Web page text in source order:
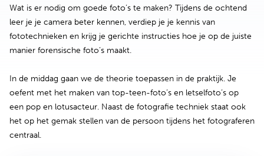
Wat is er nodig om goede foto’s te maken? Tijdens de ochtend
leer je je camera beter kennen, verdiep je je kennis van
fototechnieken en krijg je gerichte instructies hoe je op de juiste
manier forensische foto’s maakt.
In de middag gaan we de theorie toepassen in de praktijk. Je
oefent met het maken van top-teen-foto’s en letselfoto’s op
een pop en lotusacteur. Naast de fotografie techniek staat ook
het op het gemak stellen van de persoon tijdens het fotograferen
centraal.